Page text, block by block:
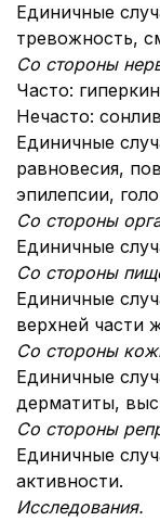
Единичные
тревожность,
Со стороны
Часто:
Нечасто:
Единичные
равновесия,
эпилепсии,
Со стороны
Единичные
Со стороны
Единичные
верхней части
Со стороны
Единичные
дерматиты,
Со стороны
Единичные
активности.
Исследования.